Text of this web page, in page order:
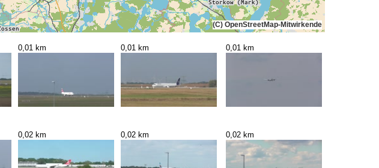
(C) OpenStreetMap-Mitwirkende
0,01 km 0,01 km 0,01 km
0,02 km 0,02 km 0,02 km